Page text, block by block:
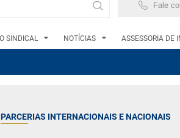
Fale
SINDICAL NOTÍCIAS ASSESSORIA DE
PARCERIAS INTERNACIONAIS E NACIONAIS